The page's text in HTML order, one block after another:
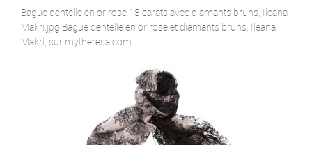
Bague dentelle en or rose 18 carats avec diamants bruns, Ileana
Makri.jpg Bague dentelle en or rose et diamants bruns, Ileana
Makri, sur mytheresa.com